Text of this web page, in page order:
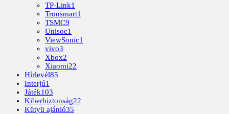
TP-Link1
Tronsmart1
TSMC9
Unisoc1
ViewSonic1
vivo3
Xbox2
Xiaomi22
Hírlevél85
Interjú1
Játék103
Kiberbiztonság22
Kütyü ajánló35